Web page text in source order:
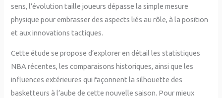
sens, l’évolution taille joueurs dépasse la simple mesure
physique pour embrasser des aspects liés au rôle, à la position
et aux innovations tactiques.
Cette étude se propose d’explorer en détail les statistiques
NBA récentes, les comparaisons historiques, ainsi que les
influences extérieures qui façonnent la silhouette des
basketteurs à l’aube de cette nouvelle saison. Pour mieux